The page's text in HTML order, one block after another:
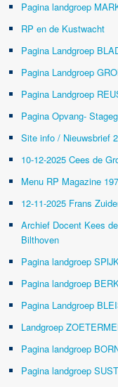
Pagina landgroep
RP en de Kustwacht
Pagina Landgroep
Pagina Landgroep
Pagina Landgroep
Pagina Opvang-
Site info / Nieuwsbrief
10-12-2025 Cees de
Menu RP Magazine
12-11-2025 Frans
Archief Docent Kees
Bilthoven
Pagina landgroep
Pagina landgroep
Pagina Landgroep
Landgroep
Pagina landgroep
Pagina landgroep